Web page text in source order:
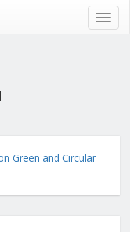
Green and Circular